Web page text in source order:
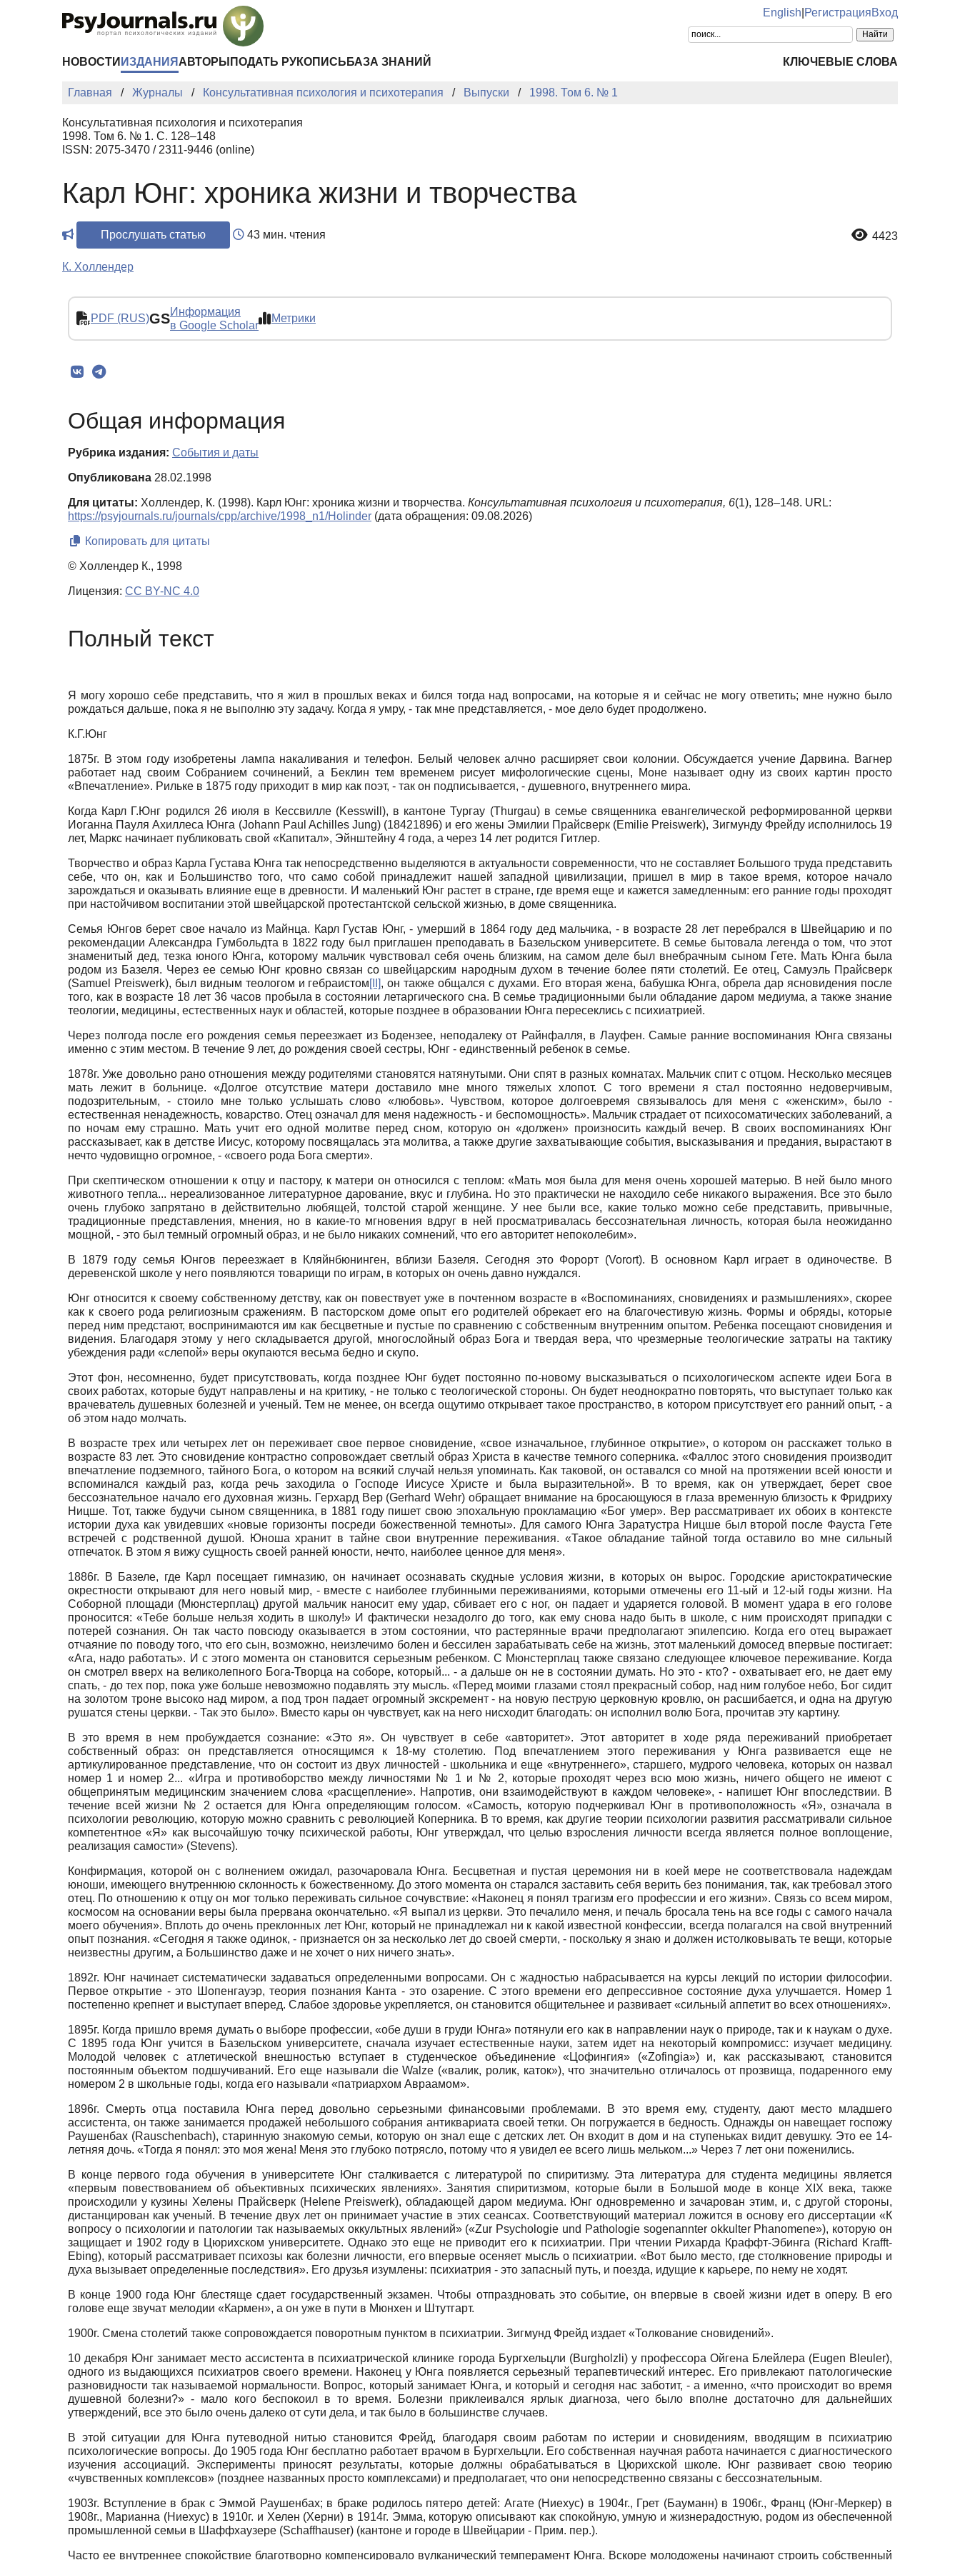
English РегистрацияВход
НОВОСТИ ИЗДАНИЯ АВТОРЫ ПОДАТЬ РУКОПИСЬ БАЗА ЗНАНИЙ КЛЮЧЕВЫЕ СЛОВА
Главная Журналы Консультативная психология и психотерапия Выпуски 1998. Том 6. № 1
Консультативная психология и психотерапия
1998. Том 6. № 1. С. 128–148
ISSN: 2075-3470 / 2311-9446 (online)
Карл Юнг: хроника жизни и творчества
Прослушать статью 43 мин. чтения 4423
К. Холлендер
PDF (RUS)GSИнформация
в Google Scholar
Метрики
Общая информация
Рубрика издания: События и даты
Опубликована 28.02.1998
Для цитаты: Холлендер, К. (1998). Карл Юнг: хроника жизни и творчества. Консультативная психология и психотерапия, 6(1), 128–148. URL:
https://psyjournals.ru/journals/cpp/archive/1998_n1/Holinder (дата обращения: 09.08.2026)
Копировать для цитаты
© Холлендер К., 1998
Лицензия: CC BY-NC 4.0
Полный текст
Я могу хорошо себе представить, что я жил в прошлых веках и бился тогда над вопросами, на которые я и сейчас не могу ответить; мне нужно было
рождаться дальше, пока я не выполню эту задачу. Когда я умру, - так мне представляется, - мое дело будет продолжено.
К.Г.Юнг
1875г. В этом году изобретены лампа накаливания и телефон. Белый человек алчно расширяет свои колонии. Обсуждается учение Дарвина. Вагнер
работает над своим Собранием сочинений, а Беклин тем временем рисует мифологические сцены, Моне называет одну из своих картин просто
«Впечатление». Рильке в 1875 году приходит в мир как поэт, - так он подписывается, - душевного, внутреннего мира.
Когда Карл Г.Юнг родился 26 июля в Кессвилле (Kesswill), в кантоне Тургау (Thurgau) в семье священника евангелической реформированной церкви
Иоганна Пауля Ахиллеса Юнга (Johann Paul Achilles Jung) (1842­1896) и его жены Эмилии Прайсверк (Emilie Preiswerk), Зигмунду Фрейду исполнилось 19
лет, Маркс начинает публиковать свой «Капитал», Эйнштейну 4 года, а через 14 лет родится Гитлер.
Творчество и образ Карла Густава Юнга так непосредственно выделяются в актуальности современности, что не составляет Большого труда представить
себе, что он, как и Большинство того, что само собой принадлежит нашей западной цивилизации, пришел в мир в такое время, которое начало
зарождаться и оказывать влияние еще в древности. И маленький Юнг растет в стране, где время еще и кажется замедленным: его ранние годы проходят
при настойчивом воспитании этой швейцарской протестантской сельской жизнью, в доме священника.
Семья Юнгов берет свое начало из Майнца. Карл Густав Юнг, - умерший в 1864 году дед мальчика, - в возрасте 28 лет перебрался в Швейцарию и по
рекомендации Александра Гумбольдта в 1822 году был приглашен преподавать в Базельском университете. В семье бытовала легенда о том, что этот
знаменитый дед, тезка юного Юнга, которому мальчик чувствовал себя очень близким, на самом деле был внебрачным сыном Гете. Мать Юнга была
родом из Базеля. Через ее семью Юнг кровно связан со швейцарским народным духом в течение более пяти столетий. Ее отец, Самуэль Прайсверк
(Samuel Preiswerk), был видным теологом и гебраистом[II], он также общался с духами. Его вторая жена, бабушка Юнга, обрела дар ясновидения после
того, как в возрасте 18 лет 36 часов пробыла в состоянии летаргического сна. В семье традиционными были обладание даром медиума, а также знание
теологии, медицины, естественных наук и областей, которые позднее в образовании Юнга пересеклись с психиатрией.
Через полгода после его рождения семья переезжает из Бодензее, неподалеку от Райнфалля, в Лауфен. Самые ранние воспоминания Юнга связаны
именно с этим местом. В течение 9 лет, до рождения своей сестры, Юнг - единственный ребенок в семье.
1878г. Уже довольно рано отношения между родителями становятся натянутыми. Они спят в разных комнатах. Мальчик спит с отцом. Несколько месяцев
мать лежит в больнице. «Долгое отсутствие матери доставило мне много тяжелых хлопот. С того времени я стал постоянно недоверчивым,
подозрительным, - стоило мне только услышать слово «любовь». Чувством, которое долгоевремя связывалось для меня с «женским», было -
естественная ненадежность, коварство. Отец означал для меня надежность - и беспомощность». Мальчик страдает от психосоматических заболеваний, а
по ночам ему страшно. Мать учит его одной молитве перед сном, которую он «должен» произносить каждый вечер. В своих воспоминаниях Юнг
рассказывает, как в детстве Иисус, которому посвящалась эта молитва, а также другие захватывающие события, высказывания и предания, вырастают в
нечто чудовищно огромное, - «своего рода Бога смерти».
При скептическом отношении к отцу и пастору, к матери он относился с теплом: «Мать моя была для меня очень хорошей матерью. В ней было много
животного тепла... нереализованное литературное дарование, вкус и глубина. Но это практически не находило себе никакого выражения. Все это было
очень глубоко запрятано в действительно любящей, толстой старой женщине. У нее были все, какие только можно себе представить, привычные,
традиционные представления, мнения, но в какие-то мгновения вдруг в ней просматривалась бессознательная личность, которая была неожиданно
мощной, - это был темный огромный образ, и не было никаких сомнений, что его авторитет непоколебим».
В 1879 году семья Юнгов переезжает в Кляйнбюнинген, вблизи Базеля. Сегодня это Форорт (Vorort). В основном Карл играет в одиночестве. В
деревенской школе у него появляются товарищи по играм, в которых он очень давно нуждался.
Юнг относится к своему собственному детству, как он повествует уже в почтенном возрасте в «Воспоминаниях, сновидениях и размышлениях», скорее
как к своего рода религиозным сражениям. В пасторском доме опыт его родителей обрекает его на благочестивую жизнь. Формы и обряды, которые
перед ним предстают, воспринимаются им как бесцветные и пустые по сравнению с собственным внутренним опытом. Ребенка посещают сновидения и
видения. Благодаря этому у него складывается другой, многослойный образ Бога и твердая вера, что чрезмерные теологические затраты на тактику
убеждения ради «слепой» веры окупаются весьма бедно и скупо.
Этот фон, несомненно, будет присутствовать, когда позднее Юнг будет постоянно по-новому высказываться о психологическом аспекте идеи Бога в
своих работах, которые будут направлены и на критику, - не только с теологической стороны. Он будет неоднократно повторять, что выступает только как
врачеватель душевных болезней и ученый. Тем не менее, он всегда ощутимо открывает такое пространство, в котором присутствует его ранний опыт, - а
об этом надо молчать.
В возрасте трех или четырех лет он переживает свое первое сновидение, «свое изначальное, глубинное открытие», о котором он расскажет только в
возрасте 83 лет. Это сновидение контрастно сопровождает светлый образ Христа в качестве темного соперника. «Фаллос этого сновидения производит
впечатление подземного, тайного Бога, о котором на всякий случай нельзя упоминать. Как таковой, он оставался со мной на протяжении всей юности и
вспоминался каждый раз, когда речь заходила о Господе Иисусе Христе и была выразительной». В то время, как он утверждает, берет свое
бессознательное начало его духовная жизнь. Герхард Вер (Gerhard Wehr)обращает внимание на бросающуюся в глаза временную близость к Фридриху
Ницше. Тот, также будучи сыном священника, в 1881 году пишет свою эпохальную прокламацию «Бог умер». Вер рассматривает их обоих в контексте
истории духа как увидевших «новые горизонты посреди божественной темноты». Для самого Юнга Заратустра Ницше был второй после Фауста Гете
встречей с родственной душой. Юноша хранит в тайне свои внутренние переживания. «Такое обладание тайной тогда оставило во мне сильный
отпечаток. В этом я вижу сущность своей ранней юности, нечто, наиболее ценное для меня».
1886г. В Базеле, где Карл посещает гимназию, он начинает осознавать скудные условия жизни, в которых он вырос. Городские аристократические
окрестности открывают для него новый мир, - вместе с наиболее глубинными переживаниями, которыми отмечены его 11-ый и 12-ый годы жизни. На
Соборной площади (Мюнстерплац) другой мальчик наносит ему удар, сбивает его с ног, он падает и ударяется головой. В момент удара в его голове
проносится: «Тебе больше нельзя ходить в школу!» И фактически незадолго до того, как ему снова надо быть в школе, с ним происходят припадки с
потерей сознания. Он так часто повсюду оказывается в этом состоянии, что растерянные врачи предполагают эпилепсию. Когда его отец выражает
отчаяние по поводу того, что его сын, возможно, неизлечимо болен и бессилен зарабатывать себе на жизнь, этот маленький домосед впервые постигает:
«Ага, надо работать». И с этого момента он становится серьезным ребенком. С Мюнстерплац также связано следующее ключевое переживание. Когда
он смотрел вверх на великолепного Бога-Творца на соборе, который... - а дальше он не в состоянии думать. Но это - кто? - охватывает его, не дает ему
спать, - до тех пор, пока уже больше невозможно подавлять эту мысль. «Перед моими глазами стоял прекрасный собор, над ним голубое небо, Бог сидит
на золотом троне высоко над миром, а под трон падает огромный экскремент - на новую пеструю церковную кровлю, он расшибается, и одна на другую
рушатся стены церкви. - Так это было». Вместо кары он чувствует, как на него нисходит благодать: он исполнил волю Бога, прочитав эту картину.
В это время в нем пробуждается сознание: «Это я». Он чувствует в себе «авторитет». Этот авторитет в ходе ряда переживаний приобретает
собственный образ: он представляется относящимся к 18-му столетию. Под впечатлением этого переживания у Юнга развивается еще не
артикулированное представление, что он состоит из двух личностей - школьника и еще «внутреннего», старшего, мудрого человека, которых он назвал
номер 1 и номер 2... «Игра и противоборство между личностями № 1 и № 2, которые проходят через всю мою жизнь, ничего общего не имеют с
общепринятым медицинским значением слова «расщепление». Напротив, они взаимодействуют в каждом человеке», - напишет Юнг впоследствии. В
течение всей жизни № 2 остается для Юнга определяющим голосом. «Самость, которую подчеркивал Юнг в противоположность «Я», означала в
психологии революцию, которую можно сравнить с революцией Коперника. В то время, как другие теории психологии развития рассматривали сильное
компетентное «Я» как высочайшую точку психической работы, Юнг утверждал, что целью взросления личности всегда является полное воплощение,
реализация самости» (Stevens).
Конфирмация, которой он с волнением ожидал, разочаровала Юнга. Бесцветная и пустая церемония ни в коей мере не соответствовала надеждам
юноши, имеющего внутреннюю склонность к божественному. До этого момента он старался заставить себя верить без понимания, так, как требовал этого
отец. По отношению к отцу он мог только переживать сильное сочувствие: «Наконец я понял трагизм его профессии и его жизни». Связь со всем миром,
космосом на основании веры была прервана окончательно. «Я выпал из церкви. Это печалило меня, и печаль бросала тень на все годы с самого начала
моего обучения». Вплоть до очень преклонных лет Юнг, который не принадлежал ни к какой известной конфессии, всегда полагался на свой внутренний
опыт познания. «Сегодня я также одинок, - признается он за несколько лет до своей смерти, - поскольку я знаю и должен истолковывать те вещи, которые
неизвестны другим, а Большинство даже и не хочет о них ничего знать».
1892г. Юнг начинает систематически задаваться определенными вопросами. Он с жадностью набрасывается на курсы лекций по истории философии.
Первое открытие - это Шопенгауэр, теория познания Канта - это озарение. С этого времени его депрессивное состояние духа улучшается. Номер 1
постепенно крепнет и выступает вперед. Слабое здоровье укрепляется, он становится общительнее и развивает «сильный аппетит во всех отношениях».
1895г. Когда пришло время думать о выборе профессии, «обе души в груди Юнга» потянули его как в направлении наук о природе, так и к наукам о духе.
С 1895 года Юнг учится в Базельском университете, сначала изучает естественные науки, затем идет на некоторый компромисс: изучает медицину.
Молодой человек с атлетической внешностью вступает в студенческое объединение «Цофингия» («Zofingia») и, как рассказывают, становится
постоянным объектом подшучиваний. Его еще называли die Walze («валик, ролик, каток»), что значительно отличалось от прозвища, подаренного ему
номером 2 в школьные годы, когда его называли «патриархом Авраамом».
1896г. Смерть отца поставила Юнга перед довольно серьезными финансовыми проблемами. В это время ему, студенту, дают место младшего
ассистента, он также занимается продажей небольшого собрания антиквариата своей тетки. Он погружается в бедность. Однажды он навещает госпожу
Раушенбах (Rauschenbach),старинную знакомую семьи, которую он знал еще с детских лет. Он входит в дом и на ступеньках видит девушку. Это ее 14-
летняя дочь. «Тогда я понял: это моя жена! Меня это глубоко потрясло, потому что я увидел ее всего лишь мельком...» Через 7 лет они поженились.
В конце первого года обучения в университете Юнг сталкивается с литературой по спиритизму. Эта литература для студента медицины является
«первым повествованием об объективных психических явлениях». Занятия спиритизмом, которые были в Большой моде в конце XIX века, также
происходили у кузины Хелены Прайсверк (Helene Preiswerk),обладающей даром медиума. Юнг одновременно и зачарован этим, и, с другой стороны,
дистанцирован как ученый. В течение двух лет он принимает участие в этих сеансах. Соответствующий материал ложится в основу его диссертации «К
вопросу о психологии и патологии так называемых оккультных явлений» («Zur Psychologie und Pathologie sogenannter okkulter Phanomene»), которую он
защищает и 1902 году в Цюрихском университете. Однако это еще не приводит его к психиатрии. При чтении Рихарда Краффт-Эбинга (Richard Krafft-
Ebing), который рассматривает психозы как болезни личности, его впервые осеняет мысль о психиатрии. «Вот было место, где столкновение природы и
духа вызывает определенные последствия». Его друзья изумлены: психиатрия - это запасный путь, и поезда, идущие к карьере, по нему не ходят.
В конце 1900 года Юнг блестяще сдает государственный экзамен. Чтобы отпраздновать это событие, он впервые в своей жизни идет в оперу. В его
голове еще звучат мелодии «Кармен», а он уже в пути в Мюнхен и Штутгарт.
1900г. Смена столетий также сопровождается поворотным пунктом в психиатрии. Зигмунд Фрейд издает «Толкование сновидений».
10 декабря Юнг занимает место ассистента в психиатрической клинике города Бургхельцли (Burgholzli) у профессора Ойгена Блейлера (Eugen Bleuler),
одного из выдающихся психиатров своего времени. Наконец у Юнга появляется серьезный терапевтический интерес. Его привлекают патологические
разновидности так называемой нормальности. Вопрос, который занимает Юнга, и который и сегодня нас заботит, - а именно, «что происходит во время
душевной болезни?» - мало кого беспокоил в то время. Болезни приклеивался ярлык диагноза, чего было вполне достаточно для дальнейших
утверждений, все это было очень далеко от сути дела, и так было в большинстве случаев.
В этой ситуации для Юнга путеводной нитью становится Фрейд, благодаря своим работам по истерии и сновидениям, вводящим в психиатрию
психологические вопросы. До 1905 года Юнг бесплатно работает врачом в Бургхельцли. Его собственная научная работа начинается с диагностического
изучения ассоциаций. Эксперименты приносят результаты, которые должны обрабатываться в Цюрихской школе. Юнг развивает свою теорию
«чувственных комплексов» (позднее названных просто комплексами) и предполагает, что они непосредственно связаны с бессознательным.
1903г. Вступление в брак с Эммой Раушенбах; в браке родилось пятеро детей: Агате (Ниехус) в 1904г., Грет (Бауманн) в 1906г., Франц (Юнг-Меркер) в
1908г., Марианна (Ниехус) в 1910г. и Хелен (Херни) в 1914г. Эмма, которую описывают как спокойную, умную и жизнерадостную, родом из обеспеченной
промышленной семьи в Шаффхаузере (Schaffhauser) (кантоне и городе в Швейцарии - Прим. пер.).
Часто ее внутреннее спокойствие благотворно компенсировало вулканический темперамент Юнга. Вскоре молодожены начинают строить собственный